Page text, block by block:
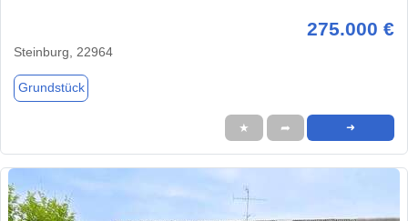
275.000 €
Steinburg, 22964
Grundstück
★ ➦ ➜